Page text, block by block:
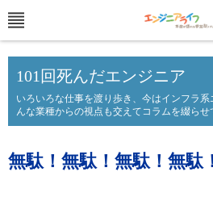
101回死んだエンジニア
いろいろな仕事を渡り歩き、今はインフラ
んな業種からの視点も交えてコラムを綴らせ
無駄！無駄！無駄！無駄